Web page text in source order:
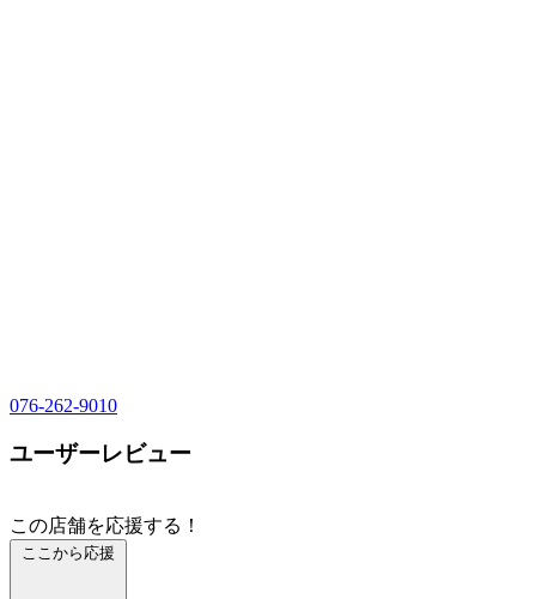
076-262-9010
ユーザーレビュー
この店舗を応援する！
ここから応援